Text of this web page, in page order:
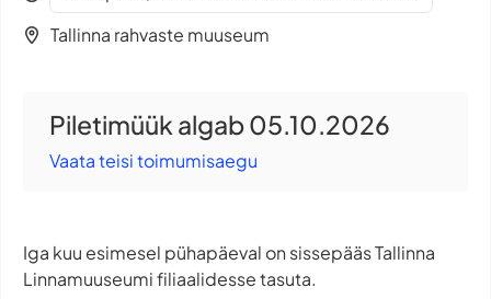
Tallinna rahvaste muuseum
Piletimüük algab 05.10.2026
Vaata teisi toimumisaegu
Iga kuu esimesel pühapäeval on sissepääs Tallinna
Linnamuuseumi filiaalidesse tasuta.